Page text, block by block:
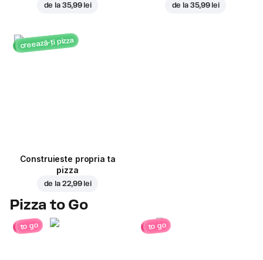
de la 35,99 lei de la 35,99 lei
creează-ți pizza
Construieste propria ta
pizza
de la 22,99 lei
Pizza to Go
to go to go